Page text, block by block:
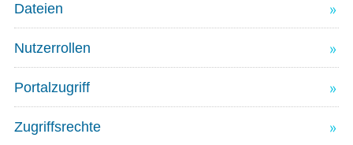
Dateien
Nutzerrollen
Portalzugriff
Zugriffsrechte